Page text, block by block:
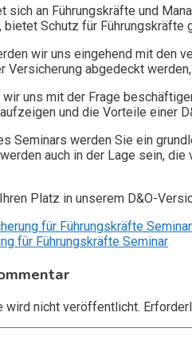
sich an Führungskräfte und
Schutz für
wir uns eingehend mit den
Versicherung abgedeckt
uns mit der Frage
und die Vorteile einer
Seminars werden Sie ein
auch in der Lage sein,
Platz in unserem D&O-
für Führungskräfte Seminar
für Führungskräfte Seminar
wird nicht veröffentlicht.